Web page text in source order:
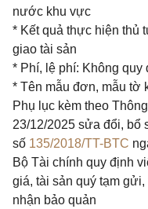
nước khu vực
* Kết quả thực hiện thủ
giao tài sản
* Phí, lệ phí: Không quy
* Tên mẫu đơn, mẫu tờ
Phụ lục kèm theo
23/12/2025 sửa đổi, bổ
số 135/2018/TT-BTC
Bộ Tài chính quy định
giá, tài sản quý tạm
nhận bảo quản